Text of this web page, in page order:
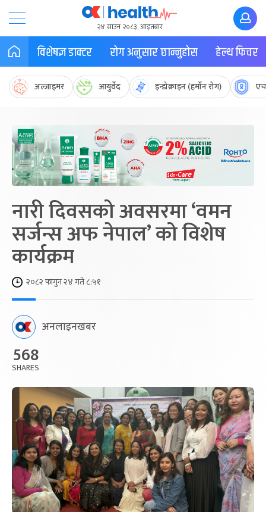
२४ साउन २०८३, आइतबार
विशेषज्ञ डाक्टर रोग अनुसार छान्नुहोस हेल्थ फिचर
अल्जाइमर आयुर्वेद इन्डोक्राइन (हर्मोन रोग)
नारी दिवसको अवसरमा ‘वमन
सर्जन्स अफ नेपाल’ को विशेष
कार्यक्रम
२०८२ फागुन २४ गते ८:५१
अनलाइनखबर
568
SHARES